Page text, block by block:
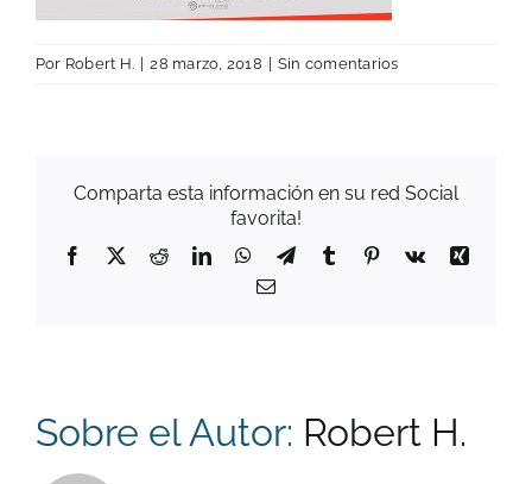
Por Robert H. | 28 marzo, 2018 | Sin comentarios
Comparta esta información en su red Social
favorita!
Facebook
X RedditLinkedInWhatsApp
TelegramTumblr Pinterest
Vk
Xing
Correo
Sobre el Autor: Robert H.